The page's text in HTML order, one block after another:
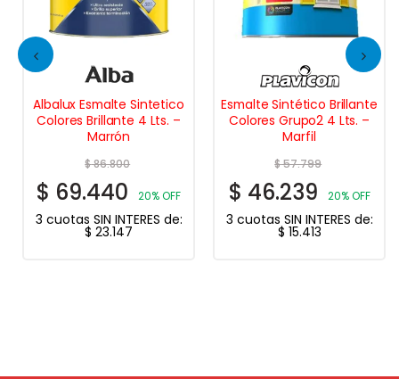
Albalux Esmalte Sintetico
Colores Brillante 4 Lts. –
Marrón
$86.800
$ 69.440 20% OFF
3 cuotas SIN INTERES de:
$ 23.147
Esmalte Sintético Brillante
Colores Grupo2 4 Lts. –
Marfil
$57.799
$ 46.239 20% OFF
3 cuotas SIN INTERES de:
$ 15.413